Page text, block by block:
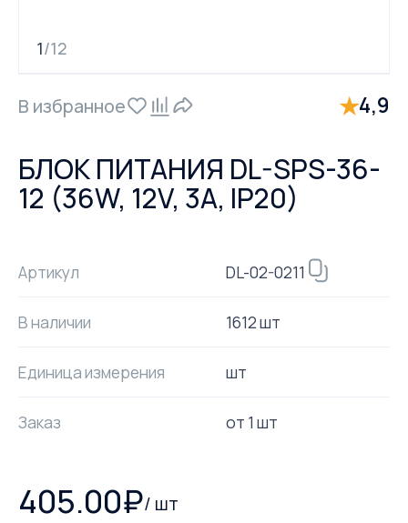
1/12
В избранное ★4,9
БЛОК ПИТАНИЯ DL-SPS-36-
12 (36W, 12V, 3А, IP20)
Артикул DL-02-0211
В наличии 1612 шт
Единица измерения шт
Заказ от 1 шт
405.00₽/ шт